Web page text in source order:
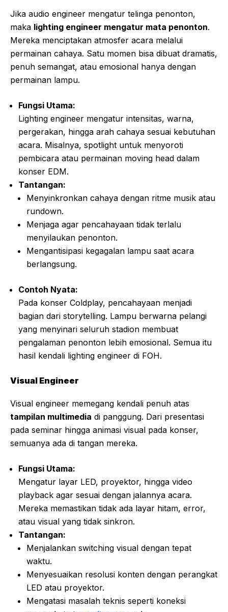
Jika audio engineer mengatur telinga penonton,
maka lighting engineer mengatur mata penonton.
Mereka menciptakan atmosfer acara melalui
permainan cahaya. Satu momen bisa dibuat dramatis,
penuh semangat, atau emosional hanya dengan
permainan lampu.
Fungsi Utama:
Lighting engineer mengatur intensitas, warna,
pergerakan, hingga arah cahaya sesuai kebutuhan
acara. Misalnya, spotlight untuk menyoroti
pembicara atau permainan moving head dalam
konser EDM.
Tantangan:
Menyinkronkan cahaya dengan ritme musik atau
rundown.
Menjaga agar pencahayaan tidak terlalu
menyilaukan penonton.
Mengantisipasi kegagalan lampu saat acara
berlangsung.
Contoh Nyata:
Pada konser Coldplay, pencahayaan menjadi
bagian dari storytelling. Lampu berwarna pelangi
yang menyinari seluruh stadion membuat
pengalaman penonton lebih emosional. Semua itu
hasil kendali lighting engineer di FOH.
Visual Engineer
Visual engineer memegang kendali penuh atas
tampilan multimedia di panggung. Dari presentasi
pada seminar hingga animasi visual pada konser,
semuanya ada di tangan mereka.
Fungsi Utama:
Mengatur layar LED, proyektor, hingga video
playback agar sesuai dengan jalannya acara.
Mereka memastikan tidak ada layar hitam, error,
atau visual yang tidak sinkron.
Tantangan:
Menjalankan switching visual dengan tepat
waktu.
Menyesuaikan resolusi konten dengan perangkat
LED atau proyektor.
Mengatasi masalah teknis seperti koneksi